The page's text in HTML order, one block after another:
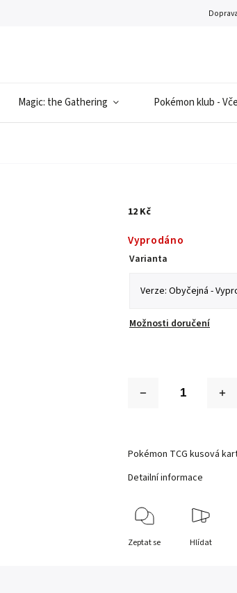
Magic: the Gathering Pokémon klub -
12 Kč
Vyprodáno
Varianta
Možnosti doručení
Pokémon TCG kusová
Detailní informace
Zeptat se Hlídat